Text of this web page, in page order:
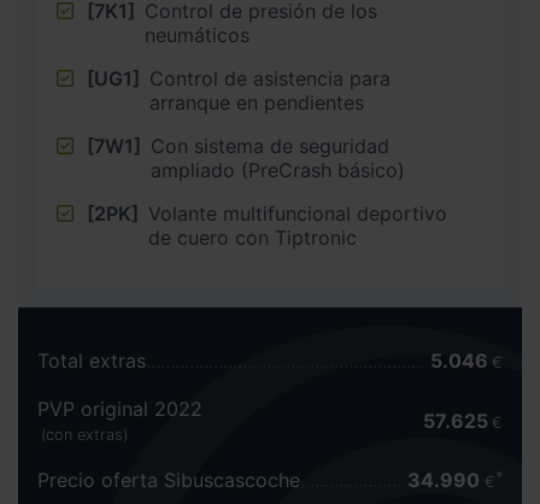
[7K1] Control de presión de los
neumáticos
[UG1] Control de asistencia para
arranque en pendientes
[7W1] Con sistema de seguridad
ampliado (PreCrash básico)
[2PK] Volante multifuncional deportivo
de cuero con Tiptronic
Total extras 5.046 €
PVP original 2022
(con extras)
57.625 €
Precio oferta Sibuscascoche 34.990 €